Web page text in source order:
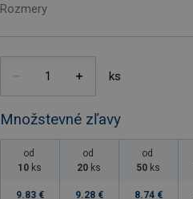
Rozmery
ks
Množstevné zľavy
od
10 ks
9.83 €
od
20 ks
9.28 €
od
50 ks
8.74 €